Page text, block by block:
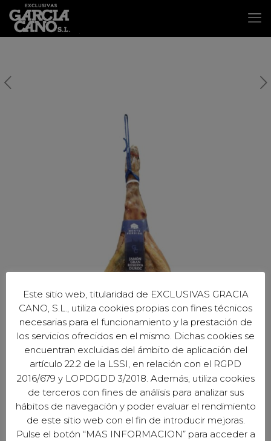
Este sitio web, titularidad de EXCLUSIVAS GRACIA
CANO, S.L., utiliza cookies propias con fines técnicos
necesarias para el funcionamiento y la prestación de
los servicios ofrecidos en el mismo. Dichas cookies se
encuentran excluidas del ámbito de aplicación del
artículo 22.2 de la LSSI, en relación con el RGPD
2016/679 y LOPDGDD 3/2018. Además, utiliza cookies
de terceros con fines de análisis para analizar sus
hábitos de navegación y poder evaluar el rendimiento
de este sitio web con el fin de introducir mejoras.
Pulse el botón “MAS INFORMACION” para acceder a